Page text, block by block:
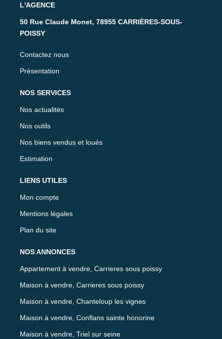
L'AGENCE
50 Rue Claude Monet, 78955 CARRIÈRES-SOUS-
POISSY
Contactez nous
Présentation
NOS SERVICES
Nos actualités
Nos outils
Nos biens vendus et loués
Estimation
LIENS UTILES
Mon compte
Mentions légales
Plan du site
NOS ANNONCES
Appartement à vendre, Carrieres sous poissy
Maison à vendre, Carrieres sous poissy
Maison à vendre, Chanteloup les vignes
Maison à vendre, Conflans sainte honorine
Maison à vendre, Triel sur seine